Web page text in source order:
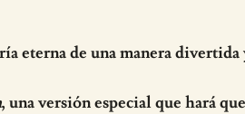
eterna de una manera divertida
, una versión especial que hará